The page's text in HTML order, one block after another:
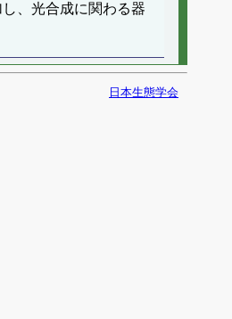
、光合成に関わる器
日本生態学会